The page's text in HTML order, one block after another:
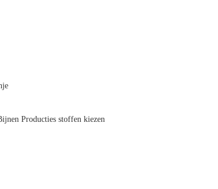
Producties stoffen kiezen